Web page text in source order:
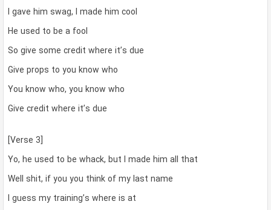
I gave him swag, I made him cool
He used to be a fool
So give some credit where it’s due
Give props to you know who
You know who, you know who
Give credit where it’s due
[Verse 3]
Yo, he used to be whack, but I made him all that
Well shit, if you you think of my last name
I guess my training’s where is at